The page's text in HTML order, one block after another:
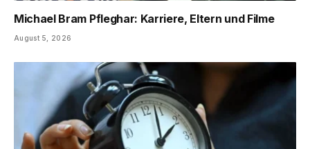
Michael Bram Pfleghar: Karriere, Eltern und Filme
August 5, 2026